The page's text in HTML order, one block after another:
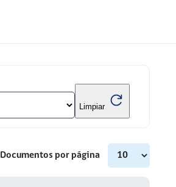
Limpiar
Documentos por página